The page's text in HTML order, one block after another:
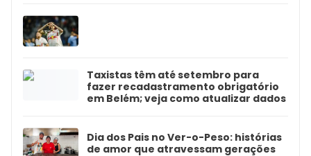
Taxistas têm até setembro para
fazer recadastramento obrigatório
em Belém; veja como atualizar dados
Dia dos Pais no Ver-o-Peso: histórias
de amor que atravessam gerações